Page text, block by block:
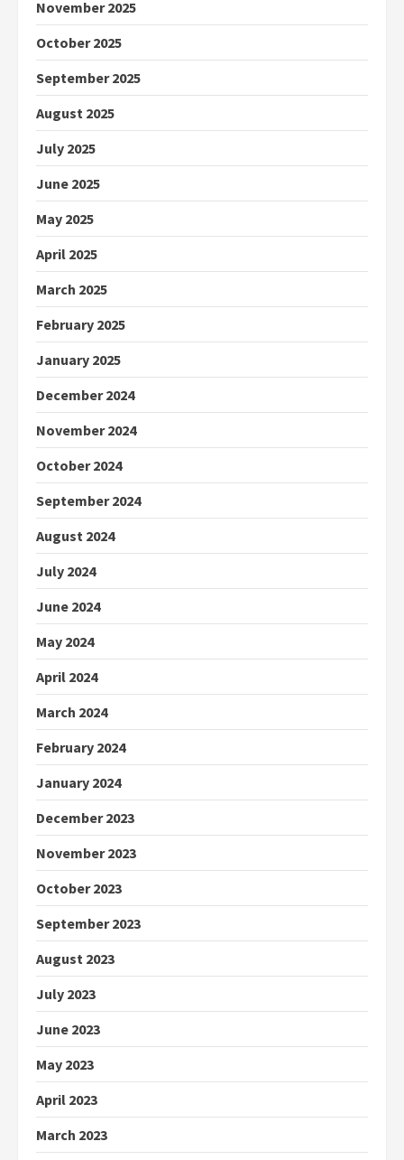
November 2025
October 2025
September 2025
August 2025
July 2025
June 2025
May 2025
April 2025
March 2025
February 2025
January 2025
December 2024
November 2024
October 2024
September 2024
August 2024
July 2024
June 2024
May 2024
April 2024
March 2024
February 2024
January 2024
December 2023
November 2023
October 2023
September 2023
August 2023
July 2023
June 2023
May 2023
April 2023
March 2023